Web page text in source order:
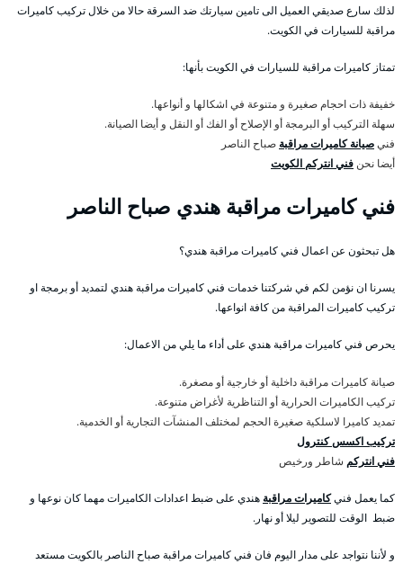
لذلك سارع صديقي العميل الى تامين سيارتك ضد السرقة حالا من خلال تركيب كاميرات
مراقبة للسيارات في الكويت.
تمتاز كاميرات مراقبة للسيارات في الكويت بأنها:
خفيفة ذات احجام صغيرة و متنوعة في اشكالها و أنواعها.
سهلة التركيب أو البرمجة أو الإصلاح أو الفك أو النقل و أيضا الصيانة.
فنيصيانة كاميرات مراقبة صباح الناصر
أيضا نحن فني انتركم الكويت
فني كاميرات مراقبة هندي صباح الناصر
هل تبحثون عن اعمال فني كاميرات مراقبة هندي؟
يسرنا ان نؤمن لكم في شركتنا خدمات فني كاميرات مراقبة هندي لتمديد أو برمجة او
تركيب كاميرات المراقبة من كافة انواعها.
يحرص فني كاميرات مراقبة هندي على أداء ما يلي من الاعمال:
صيانة كاميرات مراقبة داخلية أو خارجية أو مصغرة.
تركيب الكاميرات الحرارية أو التناظرية لأغراض متنوعة.
تمديد كاميرا لاسلكية صغيرة الحجم لمختلف المنشآت التجارية أو الخدمية.
تركيب اكسس كنترول
فني انتركم شاطر ورخيص
كما يعمل فنيكاميرات مراقبة هندي على ضبط اعدادات الكاميرات مهما كان نوعها و
ضبط الوقت للتصوير ليلا أو نهار.
و لأننا نتواجد على مدار اليوم فان فني كاميرات مراقبة صباح الناصر بالكويت مستعد